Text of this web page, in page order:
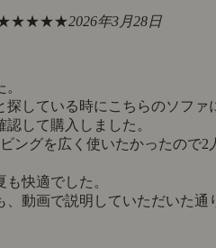
2026年3月28日
探している時にこちらのソファ
して購入しました。
ングを広く使いたかったので2
快適でした。
、動画で説明していただいた通